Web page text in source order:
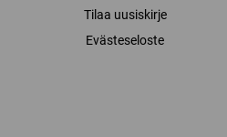
Tilaa uusiskirje
Evästeseloste